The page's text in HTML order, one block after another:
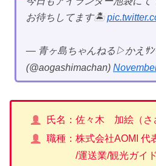
お待ちしてます🏝️
— 青ヶ島ちゃんねる▷かえｻ
(@aogashimachan)
氏名：佐々木 加絵（さ
職種：株式会社AOMI 代
/運送業/観光ガイド/